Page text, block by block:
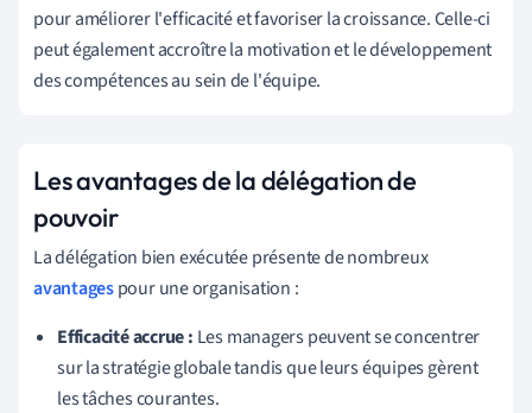
pour améliorer l'efficacité et favoriser la croissance. Celle-ci
peut également accroître la motivation et le développement
des compétences au sein de l'équipe.
Les avantages de la délégation de
pouvoir
La délégation bien exécutée présente de nombreux
avantagespour une organisation :
Efficacité accrue : Les managers peuvent se concentrer
sur la stratégie globale tandis que leurs équipes gèrent
les tâches courantes.